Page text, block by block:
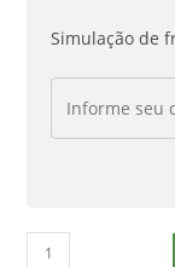
Simulação de